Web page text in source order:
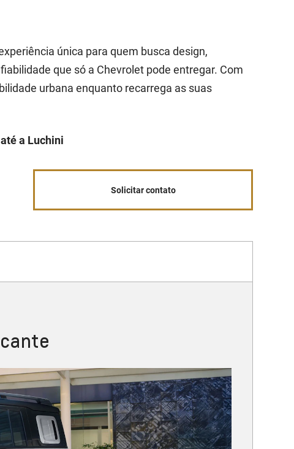
única para quem busca design,
que só a Chevrolet pode entregar. Com
urbana enquanto recarrega as suas
a Luchini
Solicitar contato